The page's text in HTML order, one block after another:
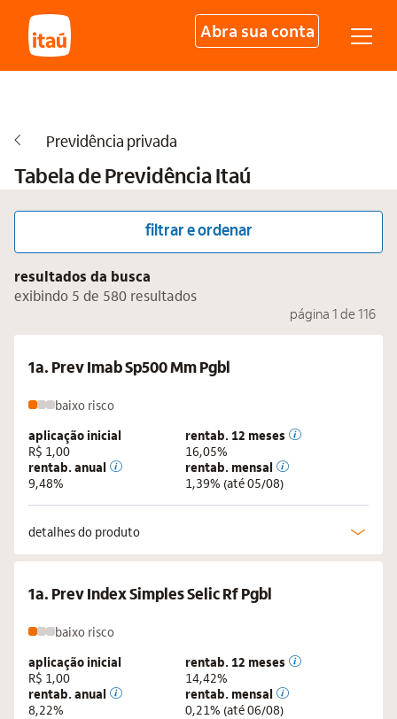
Abra sua conta
Previdência privada
Tabela de Previdência Itaú
filtrar e ordenar
resultados da busca
exibindo 5 de 580 resultados
página 1 de 116
1a. Prev Imab Sp500 Mm Pgbl
baixo risco
aplicação inicial
R$ 1,00
rentab. 12 meses
16,05%
rentab. anual
9,48%
rentab. mensal
1,39% (até 05/08)
detalhes do produto
1a. Prev Index Simples Selic Rf Pgbl
baixo risco
aplicação inicial
R$ 1,00
rentab. 12 meses
14,42%
rentab. anual
8,22%
rentab. mensal
0,21% (até 06/08)